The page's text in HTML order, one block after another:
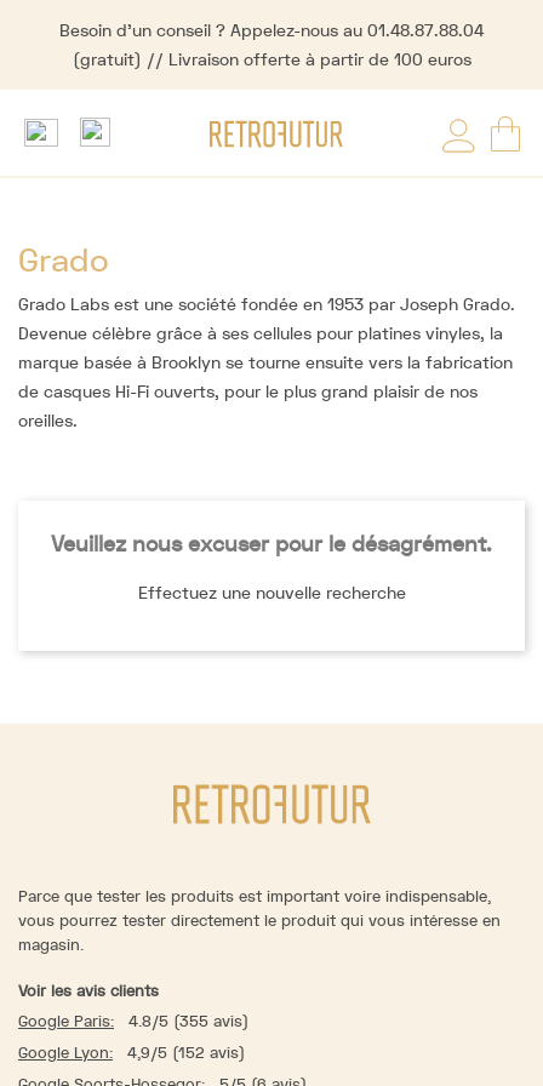
Besoin d'un conseil ? Appelez-nous au 01.48.87.88.04
(gratuit) // Livraison offerte à partir de 100 euros
Grado
Grado Labs est une société fondée en 1953 par Joseph Grado.
Devenue célèbre grâce à ses cellules pour platines vinyles, la
marque basée à Brooklyn se tourne ensuite vers la fabrication
de casques Hi-Fi ouverts, pour le plus grand plaisir de nos
oreilles.
Veuillez nous excuser pour le désagrément.
Effectuez une nouvelle recherche
Parce que tester les produits est important voire indispensable,
vous pourrez tester directement le produit qui vous intéresse en
magasin.
Voir les avis clients
Google Paris:
4.8/5 (355 avis)
Google Lyon:
4,9/5 (152 avis)